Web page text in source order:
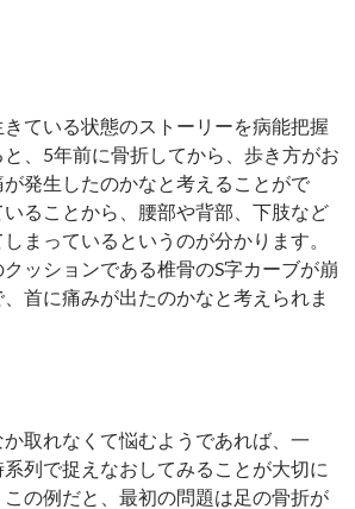
ている状態のストーリーを病能把握
、5年前に骨折してから、歩き方がお
発生したのかなと考えることがで
ることから、腰部や背部、下肢など
まっているというのが分かります。
ッションである椎骨のS字カーブが崩
首に痛みが出たのかなと考えられま
取れなくて悩むようであれば、一
列で捉えなおしてみることが大切に
の例だと、最初の問題は足の骨折が